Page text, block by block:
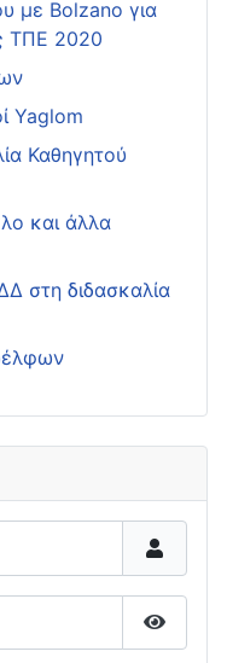
με Bolzano για
ΤΠΕ 2020
Yaglom
Καθηγητού
και άλλα
στη διδασκαλία
Show